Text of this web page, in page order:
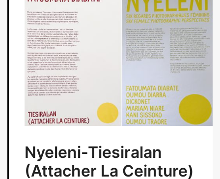
Nyeleni-Tiesiralan
(Attacher La Ceinture)